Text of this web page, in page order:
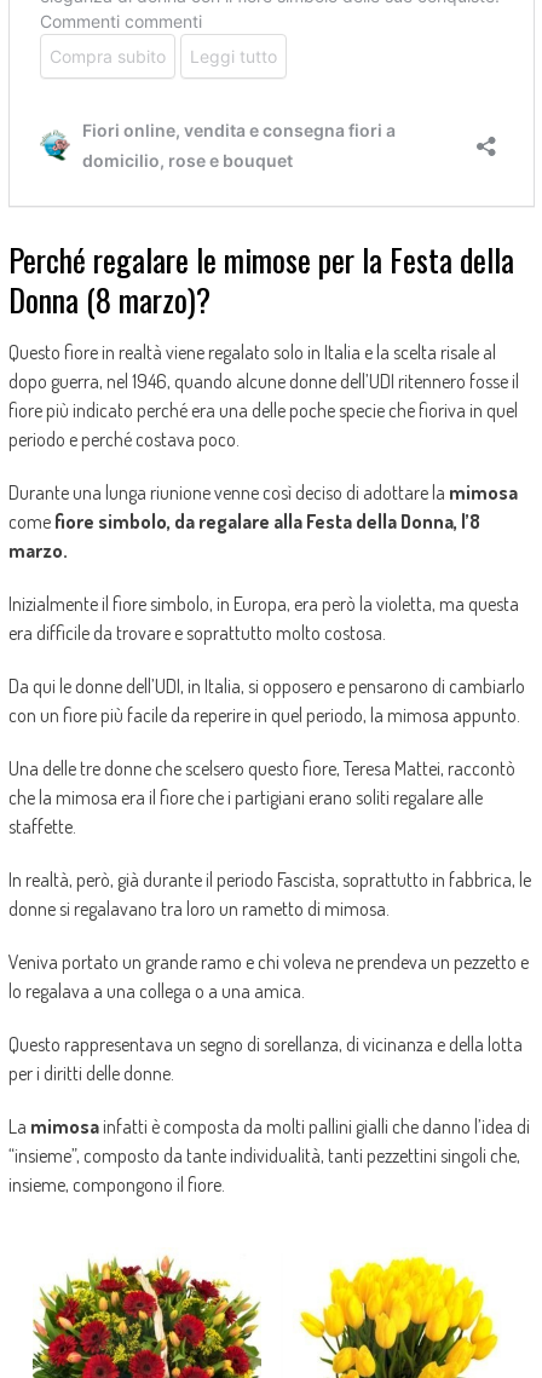
Perché regalare le mimose per la Festa della
Donna (8 marzo)?
Questo fiore in realtà viene regalato solo in Italia e la scelta risale al
dopo guerra, nel 1946, quando alcune donne dell’UDI ritennero fosse il
fiore più indicato perché era una delle poche specie che fioriva in quel
periodo e perché costava poco.
Durante una lunga riunione venne così deciso di adottare la mimosa
comefiore simbolo, da regalare alla Festa della Donna, l’8
marzo.
Inizialmente il fiore simbolo, in Europa, era però la violetta, ma questa
era difficile da trovare e soprattutto molto costosa.
Da qui le donne dell’UDI, in Italia, si opposero e pensarono di cambiarlo
con un fiore più facile da reperire in quel periodo, la mimosa appunto.
Una delle tre donne che scelsero questo fiore, Teresa Mattei, raccontò
che la mimosa era il fiore che i partigiani erano soliti regalare alle
staffette.
In realtà, però, già durante il periodo Fascista, soprattutto in fabbrica, le
donne si regalavano tra loro un rametto di mimosa.
Veniva portato un grande ramo e chi voleva ne prendeva un pezzetto e
lo regalava a una collega o a una amica.
Questo rappresentava un segno di sorellanza, di vicinanza e della lotta
per i diritti delle donne.
La mimosainfatti è composta da molti pallini gialli che danno l’idea di
“insieme”, composto da tante individualità, tanti pezzettini singoli che,
insieme, compongono il fiore.